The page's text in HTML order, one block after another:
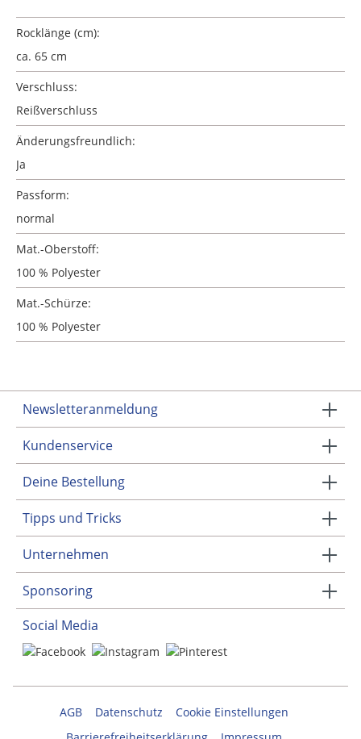
Rocklänge (cm):
ca. 65 cm
Verschluss:
Reißverschluss
Änderungsfreundlich:
Ja
Passform:
normal
Mat.-Oberstoff:
100 % Polyester
Mat.-Schürze:
100 % Polyester
Newsletteranmeldung
Kundenservice
Deine Bestellung
Tipps und Tricks
Unternehmen
Sponsoring
Social Media
AGB Datenschutz
Cookie Einstellungen